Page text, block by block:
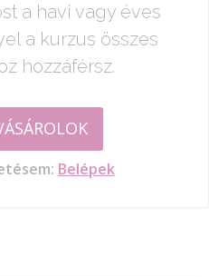
a havi vagy éves
a kurzus összes
hozzáférsz.
Belépek